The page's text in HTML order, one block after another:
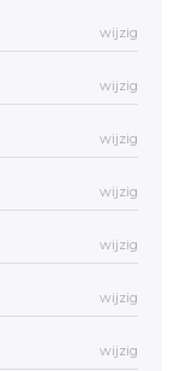
wijzig
wijzig
wijzig
wijzig
wijzig
wijzig
wijzig